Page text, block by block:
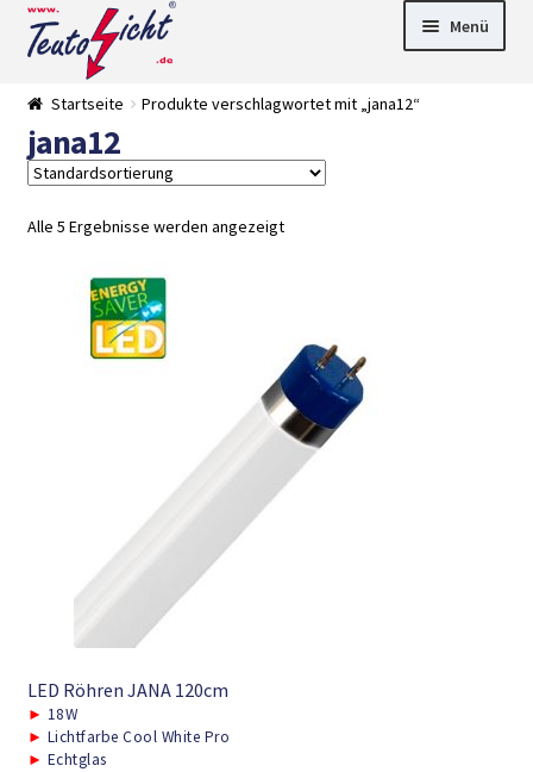
Zur
Navigation
springen
Springe
zum
Menü
►
Startseite Produkte verschlagwortet mit „jana12“
jana12
Alle 5 Ergebnisse werden angezeigt
LED Röhren JANA 120cm
► 18W
► Lichtfarbe Cool White Pro
► Echtglas